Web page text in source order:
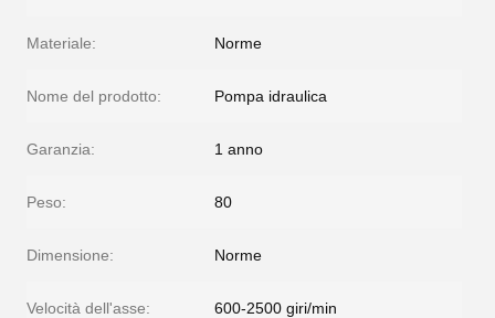
Materiale: Norme
Nome del prodotto: Pompa idraulica
Garanzia: 1 anno
Peso: 80
Dimensione: Norme
Velocità dell'asse: 600-2500 giri/min